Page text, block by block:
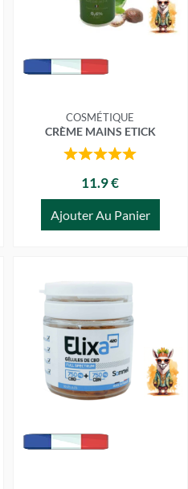
COSMÉTIQUE
CRÈME MAINS ETICK
11.9 €
Ajouter Au Panier